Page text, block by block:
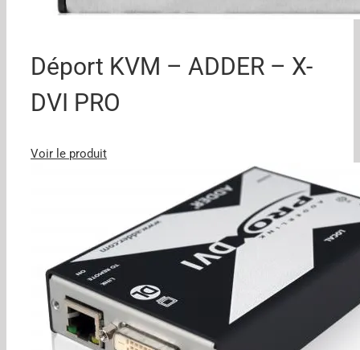
Déport KVM – ADDER – X-
DVI PRO
Voir le produit